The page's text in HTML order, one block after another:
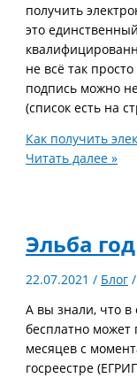
получить
это
не всё так
подпись можно
(список есть на
Как получить
Читать далее »
Эльба
22.07.2021/ Блог
А вы знали, что в
бесплатно
месяцев с
госреестре